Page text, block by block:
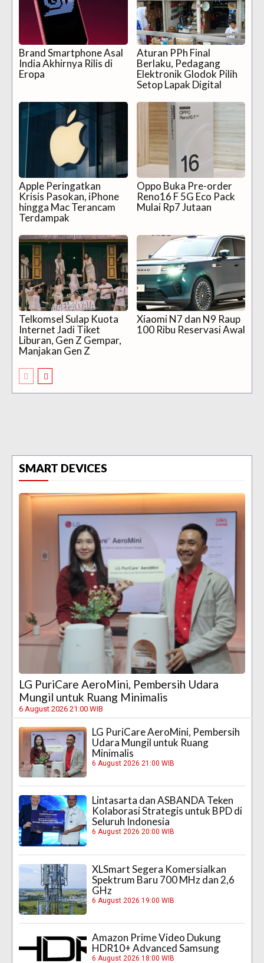
Brand Smartphone Asal
India Akhirnya Rilis di
Eropa
Aturan PPh Final
Berlaku, Pedagang
Elektronik Glodok Pilih
Setop Lapak Digital
Apple Peringatkan
Krisis Pasokan, iPhone
hingga Mac Terancam
Terdampak
Oppo Buka Pre-order
Reno16 F 5G Eco Pack
Mulai Rp7 Jutaan
Telkomsel Sulap Kuota
Internet Jadi Tiket
Liburan, Gen Z Gempar,
Manjakan Gen Z
Xiaomi N7 dan N9 Raup
100 Ribu Reservasi Awal
SMART DEVICES
LG PuriCare AeroMini, Pembersih Udara
Mungil untuk Ruang Minimalis
6 August 2026 21:00 WIB
LG PuriCare AeroMini, Pembersih
Udara Mungil untuk Ruang
Minimalis
6 August 2026 21:00 WIB
Lintasarta dan ASBANDA Teken
Kolaborasi Strategis untuk BPD di
Seluruh Indonesia
6 August 2026 20:00 WIB
XLSmart Segera Komersialkan
Spektrum Baru 700 MHz dan 2,6
GHz
6 August 2026 19:00 WIB
Amazon Prime Video Dukung
HDR10+ Advanced Samsung
6 August 2026 18:00 WIB